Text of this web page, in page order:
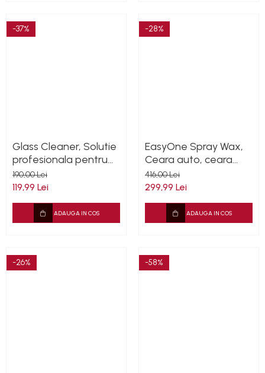
-37%
Glass Cleaner, Solutie
profesionala pentru
curatat geamuri,
parbriz 5L
190,00 Lei
119,99 Lei
ADAUGA IN COS
-28%
EasyOne Spray Wax,
Ceara auto, ceara
sintetica, Cleantech,
5L
416,00 Lei
299,99 Lei
ADAUGA IN COS
-26% -58%